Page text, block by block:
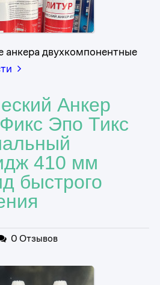
анкера двухкомпонентные
Анкер
Эпо Тикс
410 мм
быстрого
0 Отзывов